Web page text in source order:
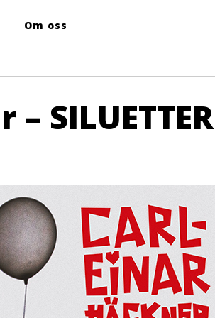
Om oss
SILUETTER